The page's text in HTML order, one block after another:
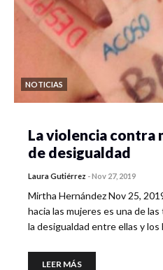
NOTICIAS
La violencia contra
de desigualdad
Laura Gutiérrez -Nov 27, 2019
Mirtha Hernández Nov 25,
hacia las mujeres es una de
la desigualdad entre ellas y
LEER MÁS